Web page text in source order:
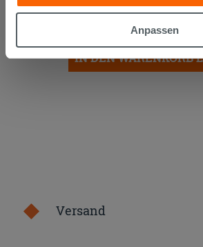
gesammelt haben, kombinieren.
möchten oder Ihre Zustimmung zu
Zustimmung kann durch Klicken auf
„Cookies akzeptieren“ gegeben
Anpassen
/STK.
IN DEN WARENKORB
Versand